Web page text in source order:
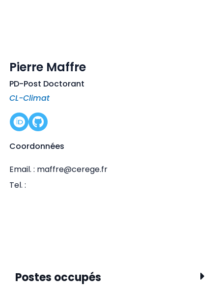
Pierre Maffre
PD-Post Doctorant
CL-Climat
Coordonnées
Email. : maffre@cerege.fr
Tel. :
Postes occupés